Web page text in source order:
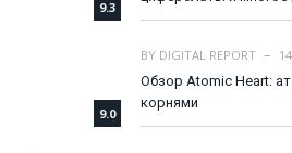
9.3
9.0
BY DIGITAL REPORT
Обзор Atomic Heart:
корнями